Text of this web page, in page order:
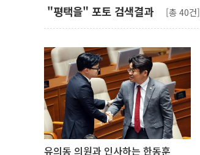
"평택을" 포토 검색결과 [총 40건]
유의동 의원과 인사하는 한동훈